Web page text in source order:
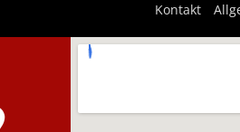
Kontakt